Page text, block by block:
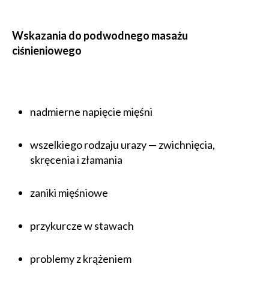
Wskazania do podwodnego masażu
ciśnieniowego
nadmierne napięcie mięśni
wszelkiego rodzaju urazy — zwichnięcia,
skręcenia i złamania
zaniki mięśniowe
przykurcze w stawach
problemy z krążeniem